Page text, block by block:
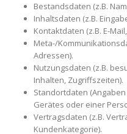
Bestandsdaten (z.B.
Inhaltsdaten (z.B.
Kontaktdaten (z.B. E-
Meta-/
Adressen).
Nutzungsdaten (z.B.
Inhalten, Zugriffszeiten).
Standortdaten
Gerätes oder einer
Vertragsdaten (z.B.
Kundenkategorie).